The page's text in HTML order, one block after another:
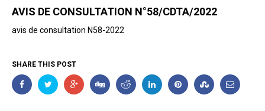
AVIS DE CONSULTATION N°58/CDTA/2022
avis de consultation N58-2022
SHARE THIS POST